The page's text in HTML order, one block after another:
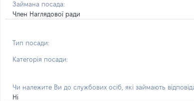
Займана посада:
Член Наглядової ради
Тип посади:
Категорія посади:
Чи належите Ви до службових осіб, які займають
Ні